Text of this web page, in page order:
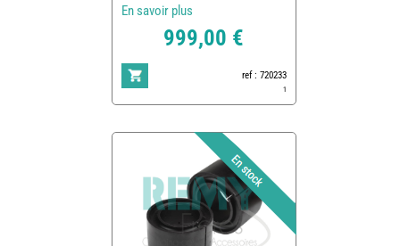
En savoir plus
999,00 €
ref : 720233
1